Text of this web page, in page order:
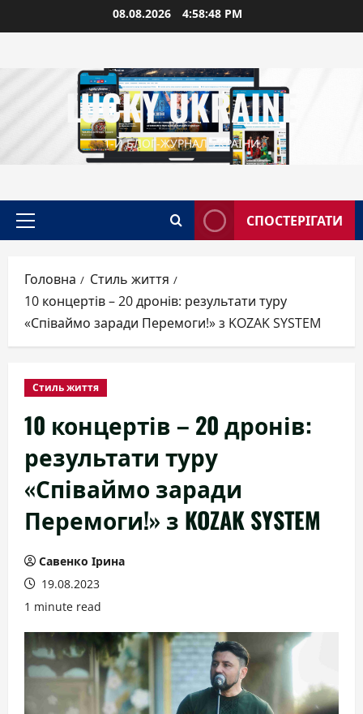
до
08.08.2026 4:58:49 PM
LUCKY UKRAINE
1-Й БЛОГ-ЖУРНАЛ УКРАЇНИ
Головне
СПОСТЕРІГАТИ
Головна
Стиль життя
10 концертів – 20 дронів: результати туру
«Співаймо заради Перемоги!» з KOZAK SYSTEM
Стиль життя
10 концертів – 20 дронів:
результати туру
«Співаймо заради
Перемоги!» з KOZAK SYSTEM
Савенко Ірина
19.08.2023
1 minute read